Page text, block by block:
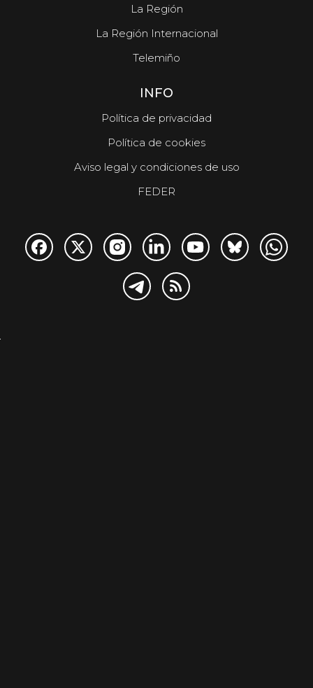
La Región
La Región Internacional
Telemiño
INFO
Política de privacidad
Política de cookies
Aviso legal y condiciones de uso
FEDER